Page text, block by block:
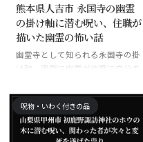
熊本県人吉市 永国寺の幽霊
の掛け軸に潜む呪い、住職が
描いた幽霊の怖い話
幽霊寺として知られる永国寺の掛
け軸。実際に幽霊が住職に自分の
呪物・いわく付きの品